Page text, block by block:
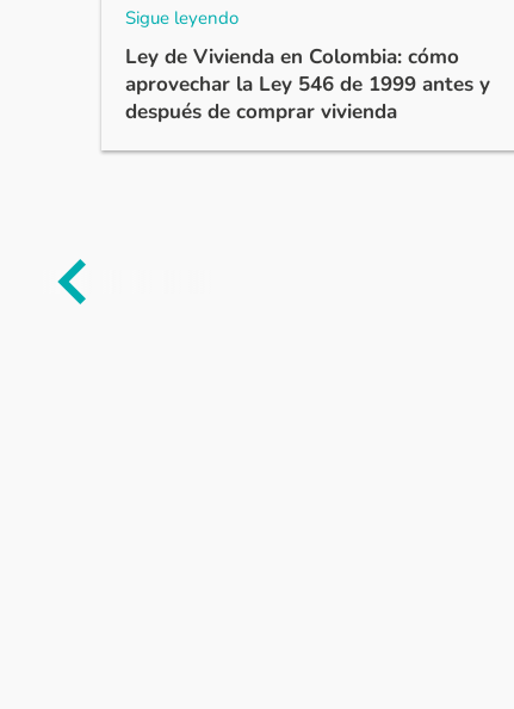
Sigue leyendo
Ley de Vivienda en Colombia: cómo
aprovechar la Ley 546 de 1999 antes y
después de comprar vivienda
Item